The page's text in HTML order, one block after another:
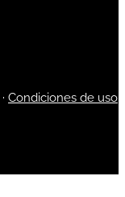
· Condiciones de uso